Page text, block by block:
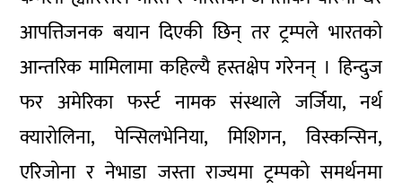
आपत्तिजनक बयान दिएकी छिन् तर ट्रम्पले भारतको
आन्तरिक मामिलामा कहिल्यै हस्तक्षेप गरेनन् । हिन्दुज
फर अमेरिका फर्स्ट नामक संस्थाले जर्जिया, नर्थ
क्यारोलिना, पेन्सिलभेनिया, मिशिगन, विस्कन्सिन,
एरिजोना र नेभाडा जस्ता राज्यमा ट्रम्पको समर्थनमा